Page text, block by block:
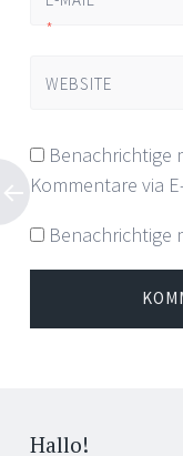
*
WEBSITE
Benachrichtige
Kommentare via
Benachrichtige
Hallo!